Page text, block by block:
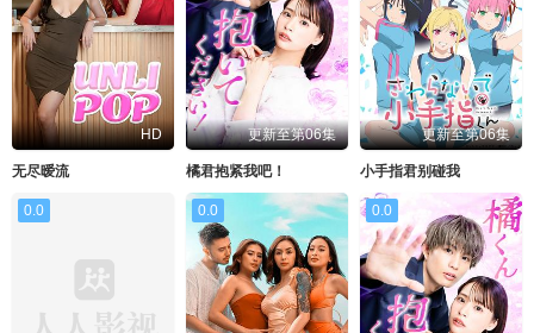
HD
无尽暧流
更新至第06集
橘君抱紧我吧！
更新至第06集
小手指君别碰我
0.0 0.0 0.0